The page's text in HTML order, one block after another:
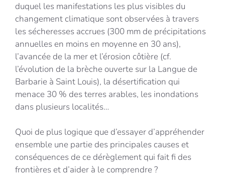
duquel les manifestations les plus visibles du
changement climatique sont observées à travers
les sécheresses accrues (300 mm de précipitations
annuelles en moins en moyenne en 30 ans),
l’avancée de la mer et l’érosion côtière (cf.
l’évolution de la brèche ouverte sur la Langue de
Barbarie à Saint Louis), la désertification qui
menace 30 % des terres arables, les inondations
dans plusieurs localités…
Quoi de plus logique que d’essayer d’appréhender
ensemble une partie des principales causes et
conséquences de ce dérèglement qui fait fi des
frontières et d’aider à le comprendre ?